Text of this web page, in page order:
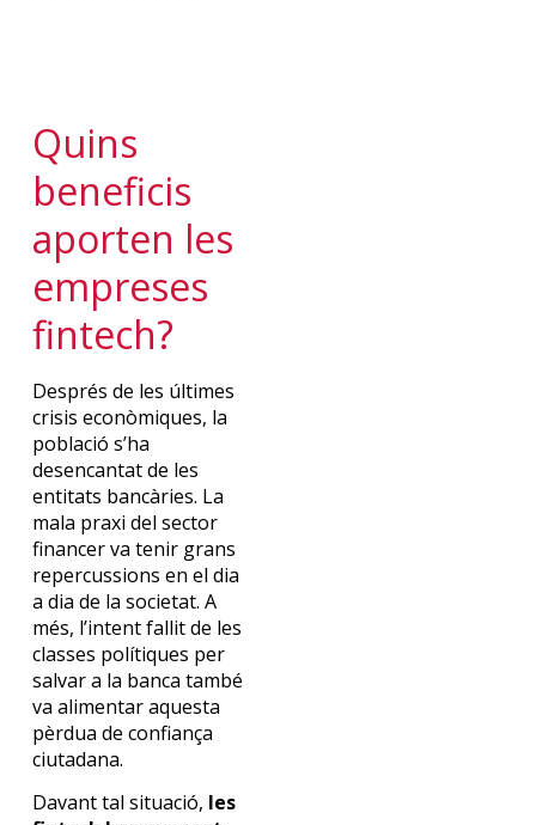
Quins
beneficis
aporten les
empreses
fintech?
Després de les últimes
crisis econòmiques, la
població s’ha
desencantat de les
entitats bancàries. La
mala praxi del sector
financer va tenir grans
repercussions en el dia
a dia de la societat. A
més, l’intent fallit de les
classes polítiques per
salvar a la banca també
va alimentar aquesta
pèrdua de confiança
ciutadana.
Davant tal situació, les